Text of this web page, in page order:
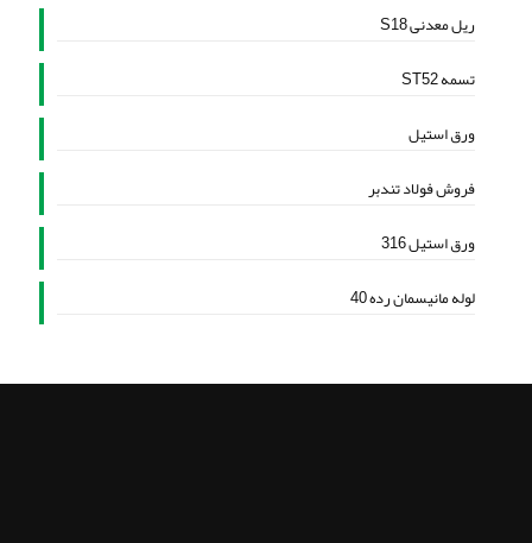
ریل معدنی S18
تسمه ST52
ورق استیل
فروش فولاد تندبر
ورق استیل 316
لوله مانیسمان رده 40